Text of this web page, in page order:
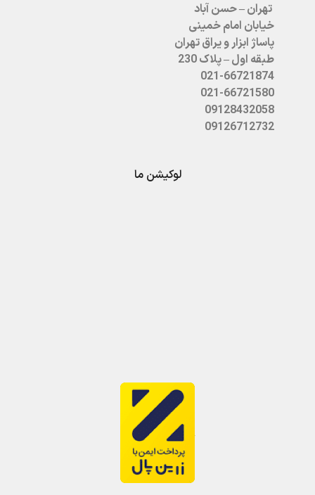
تهران – حسن آباد
خیابان امام خمینی
پاساژ ابزار و یراق تهران
طبقه اول – پلاک 230
021-66721874
021-66721580
09128432058
09126712732
لوکیشن ما